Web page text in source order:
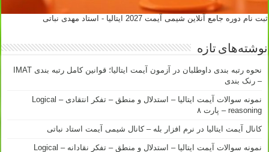
ثبت نام دوره جامع آنلاین شیمی آیمت 2027 ایتالیا - استاد مهدی نباتی
نوشته‌های تازه
نحوه رتبه بندی داوطلبان در آزمون آیمت ایتالیا؛ قوانین کامل رتبه بندی IMAT
– رنک بندی
نمونه سوالات آیمت ایتالیا – استدلال و منطق – تفکر انتقادی – Logical
reasoning – پارت ۸
کانال آیمت ایتالیا در نرم افزار بله – کانال شیمی آیمت استاد نباتی
نمونه سوالات آیمت ایتالیا – استدلال و منطق – تفکر نقادانه – Logical